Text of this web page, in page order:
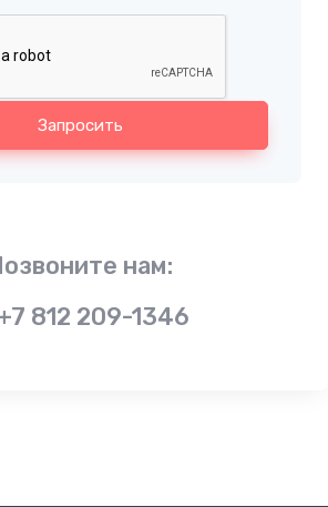
Запросить
нам:
812 209-1346